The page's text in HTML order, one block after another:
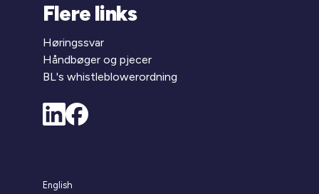
Flere links
Høringssvar
Håndbøger og pjecer
BL's whistleblowerordning
English